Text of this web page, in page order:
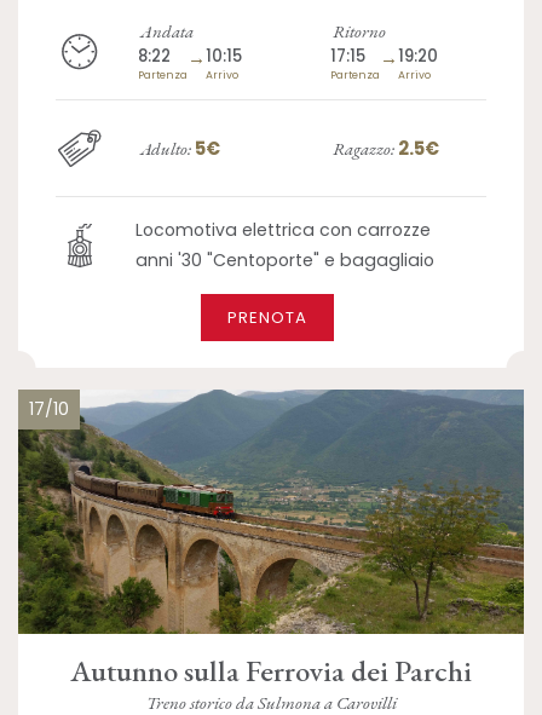
Andata
8:22
Partenza
→10:15
Arrivo
Ritorno
17:15
Partenza
→19:20
Arrivo
Adulto: 5€ Ragazzo: 2.5€
Locomotiva elettrica con carrozze
anni '30 "Centoporte" e bagagliaio
PRENOTA
17/10
Autunno sulla Ferrovia dei Parchi
Treno storico da Sulmona a Carovilli